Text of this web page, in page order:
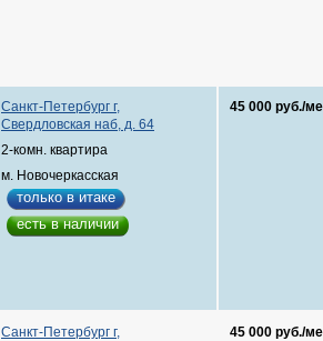
Санкт-Петербург г,
Свердловская наб, д. 64
2-комн. квартира
м. Новочеркасская
только в итаке
есть в наличии
45 000 руб./
Санкт-Петербург г,
45 000 руб./